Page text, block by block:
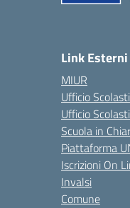
Link Esterni
MIUR
Ufficio
Ufficio
Scuola in
Piattaforma
Iscrizioni On
Invalsi
Comune